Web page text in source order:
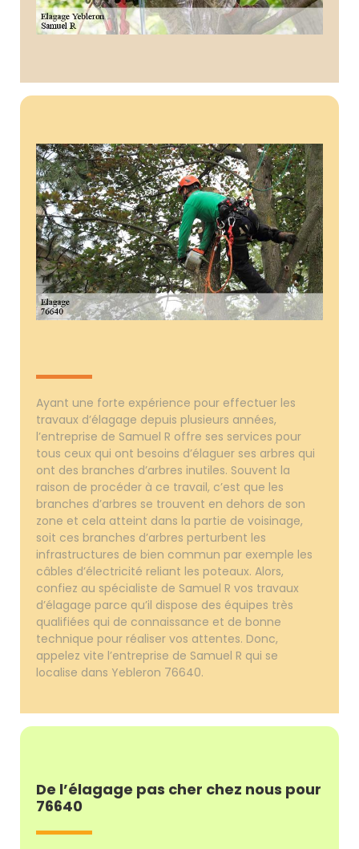
Ayant une forte expérience pour effectuer les
travaux d’élagage depuis plusieurs années,
l’entreprise de Samuel R offre ses services pour
tous ceux qui ont besoins d’élaguer ses arbres qui
ont des branches d’arbres inutiles. Souvent la
raison de procéder à ce travail, c’est que les
branches d’arbres se trouvent en dehors de son
zone et cela atteint dans la partie de voisinage,
soit ces branches d’arbres perturbent les
infrastructures de bien commun par exemple les
câbles d’électricité reliant les poteaux. Alors,
confiez au spécialiste de Samuel R vos travaux
d’élagage parce qu’il dispose des équipes très
qualifiées qui de connaissance et de bonne
technique pour réaliser vos attentes. Donc,
appelez vite l’entreprise de Samuel R qui se
localise dans Yebleron 76640.
De l’élagage pas cher chez nous pour
76640